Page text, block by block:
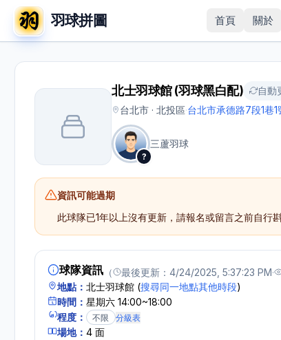
羽球拼圖 首頁 關於
北士羽球館 (羽球黑白配) 自動
台北市 · 北投區·台北市承德路7段1巷1
?
三蘆羽球
資訊可能過期
此球隊已1年以上沒有更新，請報名或留言之前自行
球隊資訊 （ 最後更新：4/24/2025, 5:37:23 PM·
地點： 北士羽球館 (搜尋同一地點其他時段)
時間： 星期六 14:00~18:00
程度：
不限 分級表
場地： 4面